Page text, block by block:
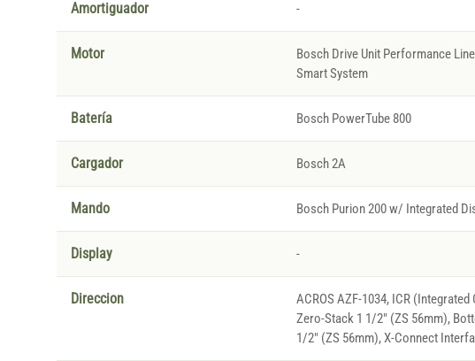
Amortiguador -
Motor
Bosch Drive Unit Performance
Smart System
Batería Bosch PowerTube 800
Cargador Bosch 2A
Mando Bosch Purion 200 w/ Integrated
Display -
Direccion
ACROS AZF-1034, ICR (Integrated
Zero-Stack 1 1/2" (ZS 56mm),
1/2" (ZS 56mm), X-Connect